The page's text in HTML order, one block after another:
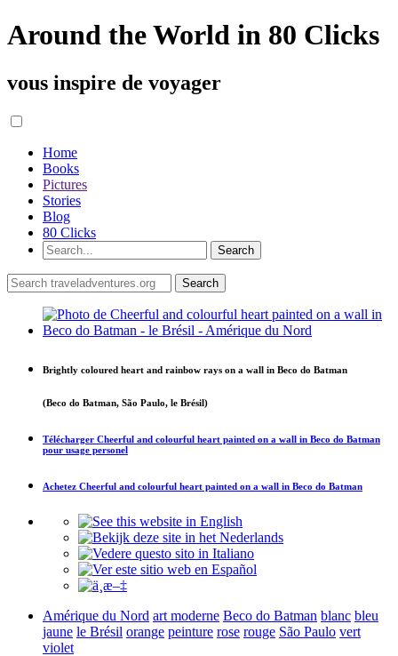
Around the World in 80 Clicks
vous inspire de voyager
Home
Books
Pictures
Stories
Blog
80 Clicks
Brightly coloured heart and rainbow rays on a wall in Beco do Batman
(Beco do Batman, São Paulo, le Brésil)
Télécharger Cheerful and colourful heart painted on a wall in Beco do Batman
pour usage personel
Achetez Cheerful and colourful heart painted on a wall in Beco do Batman
Amérique du Nord art moderne Beco do Batman blanc bleu
jaune le Brésil orange peinture rose rouge São Paulo vert
violet